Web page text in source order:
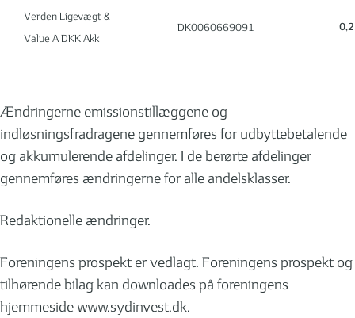
Verden Ligevægt &
Value A DKK Akk
DK0060669091
Ændringerne emissionstillæggene og
indløsningsfradragene gennemføres for udbyttebetalende
og akkumulerende afdelinger. I de berørte afdelinger
gennemføres ændringerne for alle andelsklasser.
Redaktionelle ændringer.
Foreningens prospekt er vedlagt. Foreningens prospekt og
tilhørende bilag kan downloades på foreningens
hjemmeside www.sydinvest.dk.